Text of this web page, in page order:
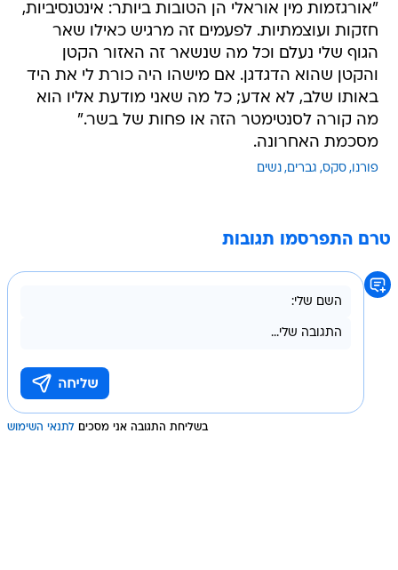
"אורגזמות מין אוראלי הן הטובות ביותר: אינטנסיביות,
חזקות ועוצמתיות. לפעמים זה מרגיש כאילו שאר
הגוף שלי נעלם וכל מה שנשאר זה האזור הקטן
והקטן שהוא הדגדגן. אם מישהו היה כורת לי את היד
באותו שלב, לא אדע; כל מה שאני מודעת אליו הוא
מה קורה לסנטימטר הזה או פחות של בשר."
מסכמת האחרונה.
פורנו סקס גברים נשים
טרם התפרסמו תגובות
בשליחת התגובה אני מסכים לתנאי השימוש